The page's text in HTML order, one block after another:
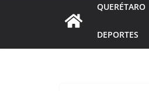
QUERÉTARO
DEPORTES